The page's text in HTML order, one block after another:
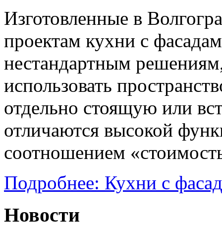
Изготовленные в
проектам кухни с
нестандартным
использовать
отдельно стоящую или
отличаются высокой
соотношением
Подробнее: Кухни с
Новости